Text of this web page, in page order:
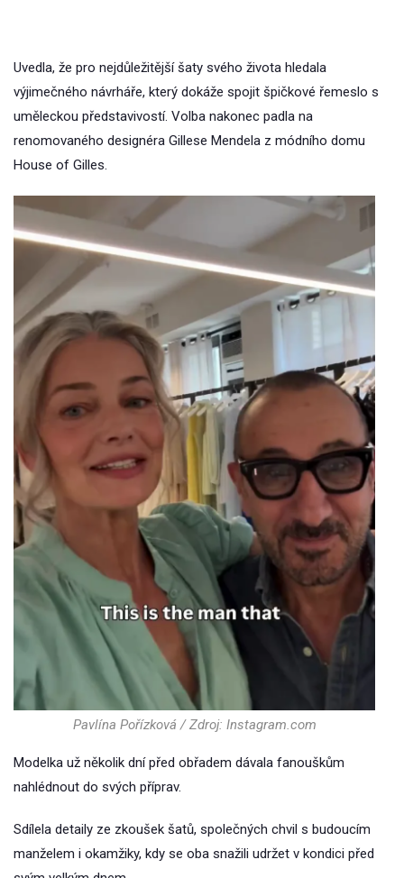
Uvedla, že pro nejdůležitější šaty svého života hledala
výjimečného návrháře, který dokáže spojit špičkové řemeslo s
uměleckou představivostí. Volba nakonec padla na
renomovaného designéra Gillese Mendela z módního domu
House of Gilles.
Pavlína Pořízková / Zdroj: Instagram.com
Modelka už několik dní před obřadem dávala fanouškům
nahlédnout do svých příprav.
Sdílela detaily ze zkoušek šatů, společných chvil s budoucím
manželem i okamžiky, kdy se oba snažili udržet v kondici před